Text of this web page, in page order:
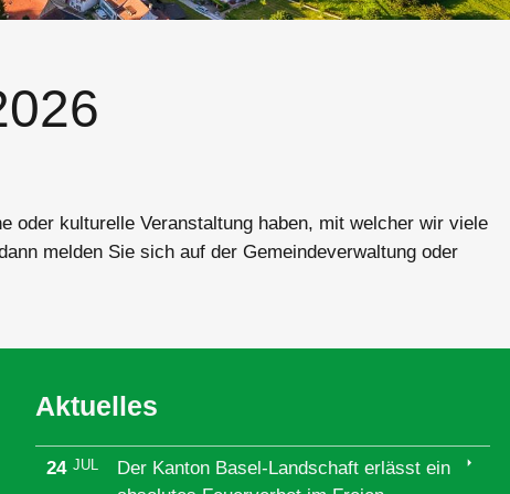
oder kulturelle Veranstaltung haben, mit welcher wir viele
melden Sie sich auf der Gemeindeverwaltung oder
Aktuelles
24 JUL
Der Kanton Basel-Landschaft erlässt ein
arrow_right